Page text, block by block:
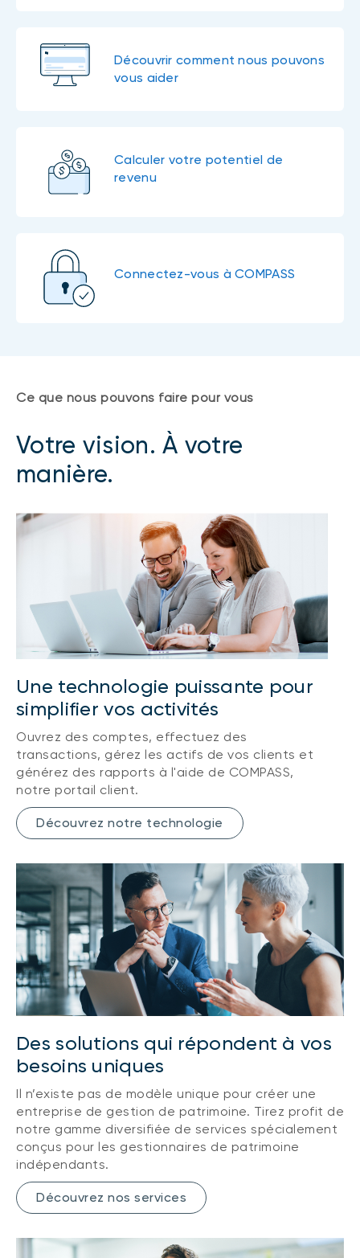
Découvrir comment nous pouvons
vous aider
Calculer votre potentiel de
revenu
Connectez-vous à COMPASS
Ce que nous pouvons faire pour vous
Votre vision. À votre
manière.
Une technologie puissante pour
simplifier vos activités
Ouvrez des comptes, effectuez des
transactions, gérez les actifs de vos clients et
générez des rapports à l'aide de COMPASS,
notre portail client.
Découvrez notre technologie
Des solutions qui répondent à vos
besoins uniques
Il n’existe pas de modèle unique pour créer une
entreprise de gestion de patrimoine. Tirez profit de
notre gamme diversifiée de services spécialement
conçus pour les gestionnaires de patrimoine
indépendants.
Découvrez nos services